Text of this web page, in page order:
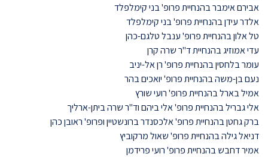
אבירם אימבר בהנחיית פרופ' בני קימלפלד
אלדר עידן בהנחיית פרופ' בני קימלפלד
טל אלון בהנחיית פרופ' ענבל טלגם-כהן
עדי אמוזיג בהנחיית ד"ר שרה קרן
עומר בלחסין בהנחיית פרופ' רן אל-יניב
נעם בן-משה בהנחיית פרופ' יואכים בהר
אמיל בארל בהנחיית פרופ' רועי שורץ
אלי גבריל בהנחיית פרופ' אלי ביהם וד"ר שרה ביתן-ארליך
ברק גחטן בהנחיית פרופ' אלכסנדר ברונשטיין ופרופ' ראובן כהן
דניאל גילה בהנחיית פרופ' שאול מרקוביץ
אמיר דחבש בהנחיית פרופ' רועי פרידמן